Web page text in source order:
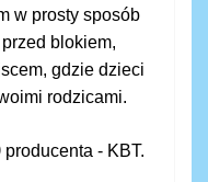
w prosty sposób
blokiem,
gdzie dzieci
rodzicami.
producenta - KBT.